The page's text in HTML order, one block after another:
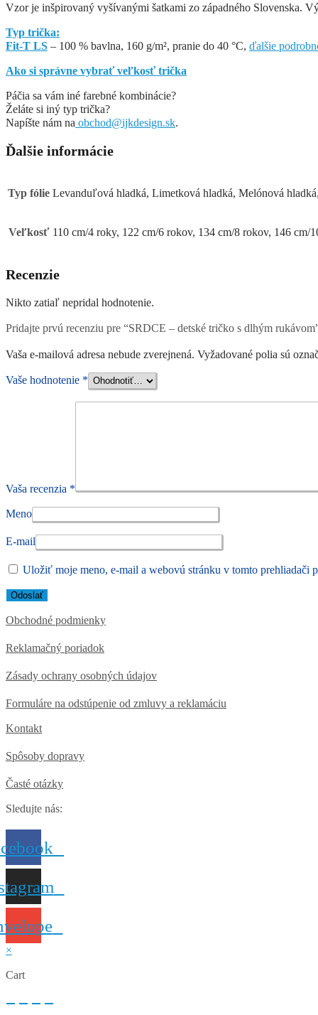
Vzor je inšpirovaný vyšívanými šatkami zo západného Slovenska.
Typ trička:
Fit-T LS – 100 % bavlna, 160 g/m², pranie do 40 °C, ďalšie
Ako si správne vybrať veľkosť trička
Páčia sa vám iné farebné kombinácie?
Želáte si iný typ trička?
Napíšte nám na obchod@ijkdesign.sk.
Ďalšie informácie
Typ fólie Levanduľová hladká, Limetková hladká, Melónová
Veľkosť 110 cm/4 roky, 122 cm/6 rokov, 134 cm/8 rokov, 146 cm/
Recenzie
Nikto zatiaľ nepridal hodnotenie.
Pridajte prvú recenziu pre “SRDCE – detské tričko s dlhým
Vaša e-mailová adresa nebude zverejnená. Vyžadované polia sú
Vaše hodnotenie *
Vaša recenzia *
Meno
E-mail
Uložiť moje meno, e-mail a webovú stránku v tomto prehliadači
Obchodné podmienky
Reklamačný poriadok
Zásady ochrany osobných údajov
Formuláre na odstúpenie od zmluvy a reklamáciu
Kontakt
Spôsoby dopravy
Časté otázky
Sledujte nás:
×
Cart